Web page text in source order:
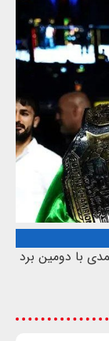
با دومین برد